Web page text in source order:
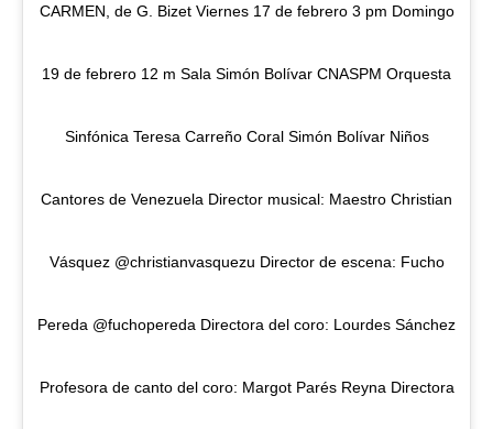
CARMEN, de G. Bizet Viernes 17 de febrero 3 pm Domingo
19 de febrero 12 m Sala Simón Bolívar CNASPM Orquesta
Sinfónica Teresa Carreño Coral Simón Bolívar Niños
Cantores de Venezuela Director musical: Maestro Christian
Vásquez @christianvasquezu Director de escena: Fucho
Pereda @fuchopereda Directora del coro: Lourdes Sánchez
Profesora de canto del coro: Margot Parés Reyna Directora